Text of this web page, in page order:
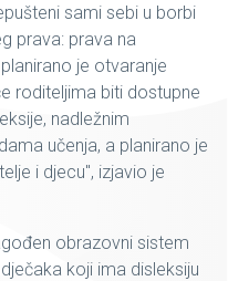
sami sebi u borbi
prava: prava na
je otvaranje
roditeljima biti dostupne
nadležnim
učenja, a planirano je
i djecu", izjavio je
obrazovni sistem
koji ima disleksiju